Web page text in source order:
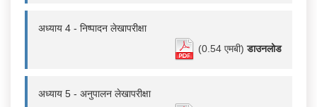
अध्याय 4 - निष्पादन लेखापरीक्षा
(0.54 एमबी)डाउनलोड
अध्याय 5 - अनुपालन लेखापरीक्षा